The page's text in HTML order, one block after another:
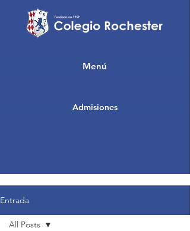
Admisiones
Menú
Entrada
All Posts